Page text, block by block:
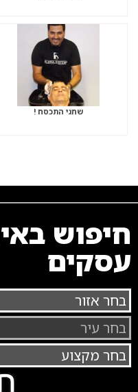
שחגי התכסח !
חיפוש
עסקים